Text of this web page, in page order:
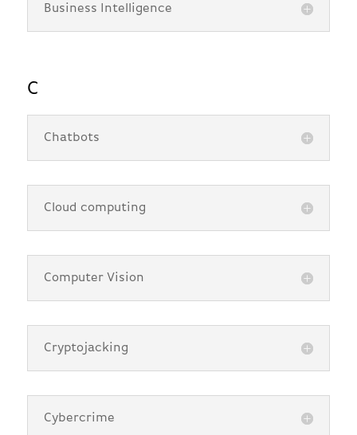
Business Intelligence
C
Chatbots
Cloud computing
Computer Vision
Cryptojacking
Cybercrime